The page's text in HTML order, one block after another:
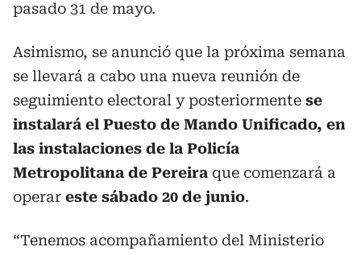
pasado 31 de mayo.
Asimismo, se anunció que la próxima semana
se llevará a cabo una nueva reunión de
seguimiento electoral y posteriormente se
instalará el Puesto de Mando Unificado, en
las instalaciones de la Policía
Metropolitana de Pereira que comenzará a
operar este sábado 20 de junio.
“Tenemos acompañamiento del Ministerio